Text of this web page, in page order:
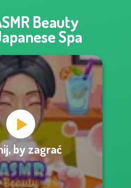
Beauty
Spa
by zagrać